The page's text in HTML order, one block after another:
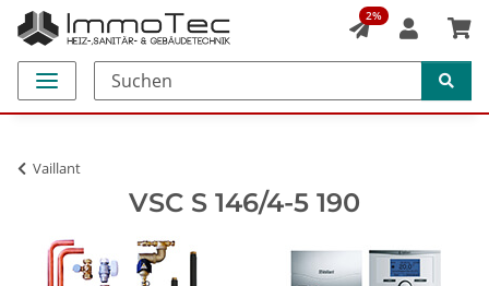
2%
Vaillant
VSC S 146/4-5 190